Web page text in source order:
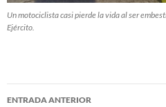
Un motociclista casi pierde la vida al ser
Ejército.
Navegación
ENTRADA ANTERIOR